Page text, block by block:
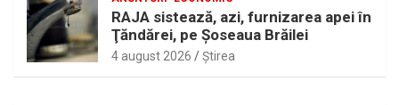
RAJA sistează, azi, furnizarea apei în
Ţăndărei, pe Şoseaua Brăilei
4 august 2026 Ştirea